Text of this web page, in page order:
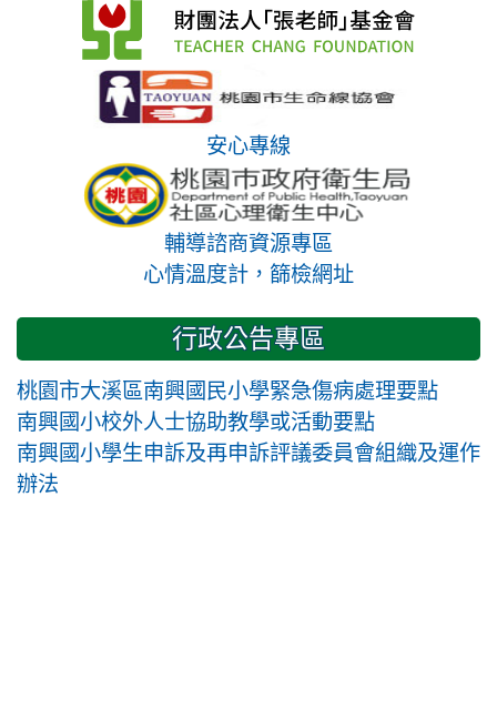
安心專線
輔導諮商資源專區
心情溫度計，篩檢網址
行政公告專區
桃園市大溪區南興國民小學緊急傷病處理要點
南興國小校外人士協助教學或活動要點
南興國小學生申訴及再申訴評議委員會組織及運作
辦法